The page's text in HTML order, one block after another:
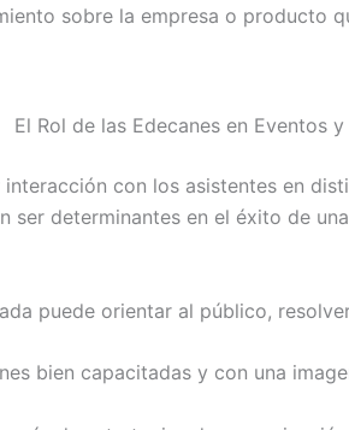
sobre la empresa o producto
El Rol de las Edecanes en Eventos
con los asistentes en
ser determinantes en el éxito de
puede orientar al público,
bien capacitadas y con una